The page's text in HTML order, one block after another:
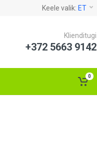
Keele valik: ET
Klienditugi
+372 5663 9142
0